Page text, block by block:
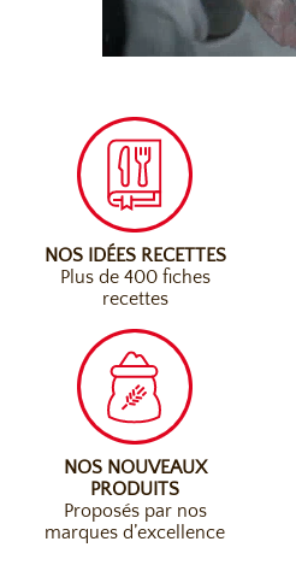
NOS IDÉES RECETTES
Plus de 400 fiches
recettes
NOS NOUVEAUX
PRODUITS
Proposés par nos
marques d’excellence